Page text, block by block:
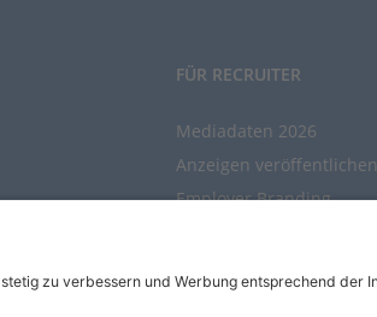
FÜR RECRUITER
Mediadaten 2026
Anzeigen veröffentlichen
Employer Branding